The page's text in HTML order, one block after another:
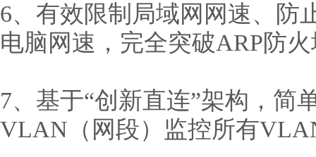
6、有效限制局域网网速、防
电脑网速，完全突破ARP防
7、基于“创新直连”架构，简
VLAN（网段）监控所有